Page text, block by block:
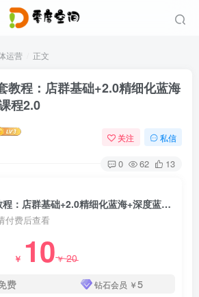
运营 正文
教程：店群基础+2.0精细化蓝海
程2.0
关注 私信
0 62 13
孤狼电商店群全套教程：店群基础+2.0精细化蓝海+深度蓝海+裂变课程2.0
付费后查看
￥ 10￥20
费 钻石会员 ￥5